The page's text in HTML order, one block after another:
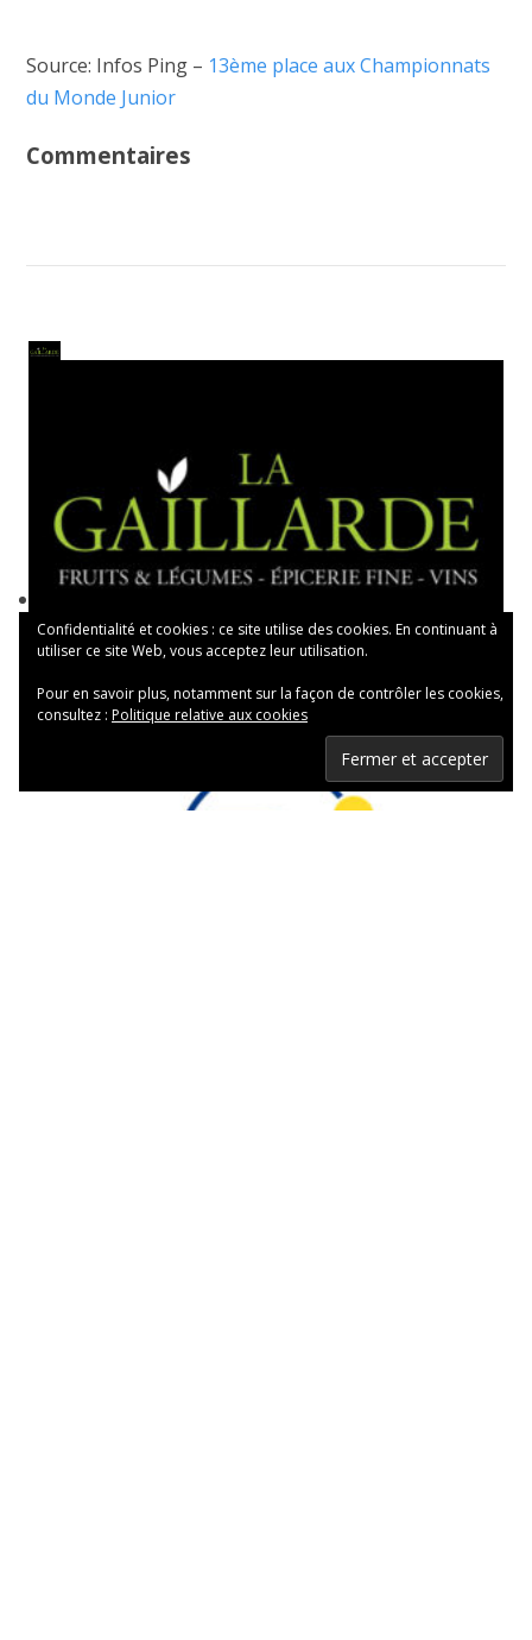
Source: Infos Ping – 13ème place aux Championnats
du Monde Junior
Commentaires
Confidentialité et cookies : ce site utilise des cookies. En continuant à
utiliser ce site Web, vous acceptez leur utilisation.
Pour en savoir plus, notamment sur la façon de contrôler les cookies,
consultez : Politique relative aux cookies